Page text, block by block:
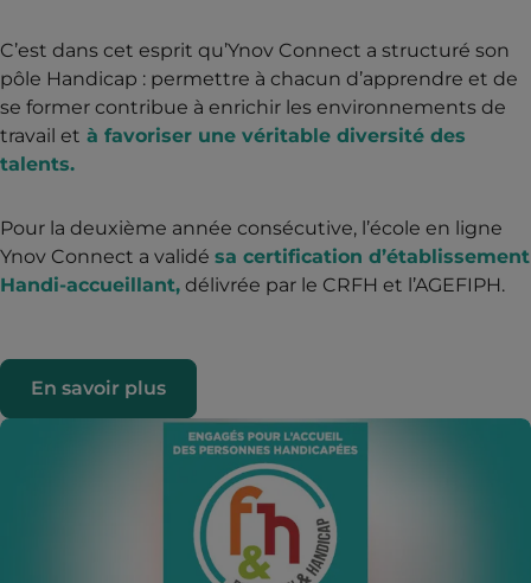
C’est dans cet esprit qu’Ynov Connect a structuré son
pôle Handicap : permettre à chacun d’apprendre et de
se former contribue à enrichir les environnements de
travail et à favoriser une véritable diversité des
talents.
Pour la deuxième année consécutive, l’école en ligne
Ynov Connect a validé sa certification d’établissement
Handi-accueillant, délivrée par le CRFH et l’AGEFIPH.
En savoir plus